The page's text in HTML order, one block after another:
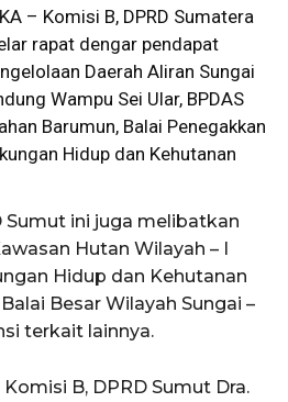
– Komisi B, DPRD Sumatera
rapat dengar pendapat
Daerah Aliran Sungai
Wampu Sei Ular, BPDAS
Barumun, Balai Penegakkan
Hidup dan Kehutanan
Sumut ini juga melibatkan
Hutan Wilayah – I
Hidup dan Kehutanan
Besar Wilayah Sungai –
terkait lainnya.
B, DPRD Sumut Dra.